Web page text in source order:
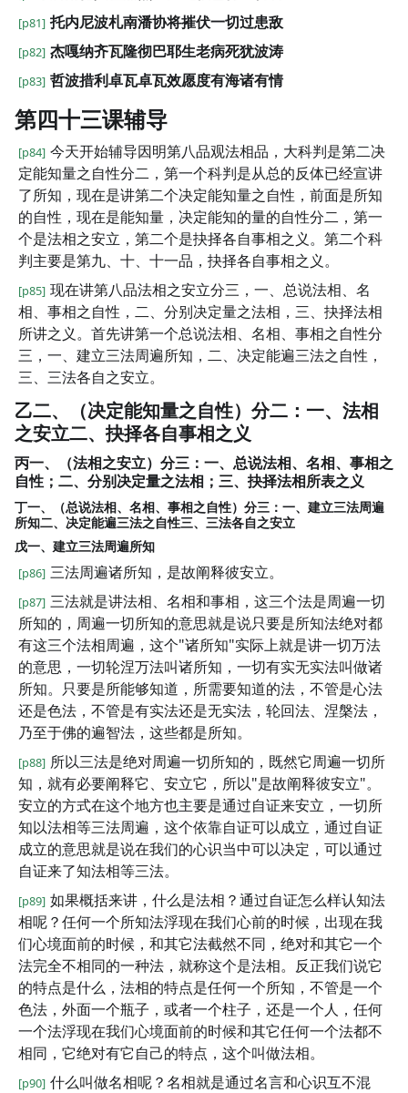
[p81] 托内尼波札南潘协将摧伏一切过患敌
[p82] 杰嘎纳齐瓦隆彻巴耶生老病死犹波涛
[p83] 哲波措利卓瓦卓瓦效愿度有海诸有情
第四十三课辅导
[p84] 今天开始辅导因明第八品观法相品，大科判是第二决
定能知量之自性分二，第一个科判是从总的反体已经宣讲
了所知，现在是讲第二个决定能知量之自性，前面是所知
的自性，现在是能知量，决定能知的量的自性分二，第一
个是法相之安立，第二个是抉择各自事相之义。第二个科
判主要是第九、十、十一品，抉择各自事相之义。
[p85] 现在讲第八品法相之安立分三，一、总说法相、名
相、事相之自性，二、分别决定量之法相，三、抉择法相
所讲之义。首先讲第一个总说法相、名相、事相之自性分
三，一、建立三法周遍所知，二、决定能遍三法之自性，
三、三法各自之安立。
乙二、（决定能知量之自性）分二：一、法相
之安立二、抉择各自事相之义
丙一、（法相之安立）分三：一、总说法相、名相、事相之
自性；二、分别决定量之法相；三、抉择法相所表之义
丁一、（总说法相、名相、事相之自性）分三：一、建立三法周遍
所知二、决定能遍三法之自性三、三法各自之安立
戊一、建立三法周遍所知
[p86] 三法周遍诸所知，是故阐释彼安立。
[p87] 三法就是讲法相、名相和事相，这三个法是周遍一切
所知的，周遍一切所知的意思就是说只要是所知法绝对都
有这三个法相周遍，这个"诸所知"实际上就是讲一切万法
的意思，一切轮涅万法叫诸所知，一切有实无实法叫做诸
所知。只要是所能够知道，所需要知道的法，不管是心法
还是色法，不管是有实法还是无实法，轮回法、涅槃法，
乃至于佛的遍智法，这些都是所知。
[p88] 所以三法是绝对周遍一切所知的，既然它周遍一切所
知，就有必要阐释它、安立它，所以"是故阐释彼安立"。
安立的方式在这个地方也主要是通过自证来安立，一切所
知以法相等三法周遍，这个依靠自证可以成立，通过自证
成立的意思就是说在我们的心识当中可以决定，可以通过
自证来了知法相等三法。
[p89] 如果概括来讲，什么是法相？通过自证怎么样认知法
相呢？任何一个所知法浮现在我们心前的时候，出现在我
们心境面前的时候，和其它法截然不同，绝对和其它一个
法完全不相同的一种法，就称这个是法相。反正我们说它
的特点是什么，法相的特点是任何一个所知，不管是一个
色法，外面一个瓶子，或者一个柱子，还是一个人，任何
一个法浮现在我们心境面前的时候和其它任何一个法都不
相同，它绝对有它自己的特点，这个叫做法相。
[p90] 什么叫做名相呢？名相就是通过名言和心识互不混